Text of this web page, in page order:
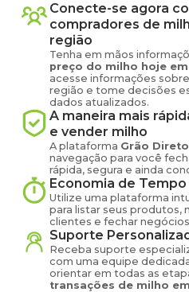
Conecte-se agora
compradores de
região
Tenha em mãos
preço do milho hoje em
acesse informações
região e tome decisões
dados atualizados.
A maneira mais
e vender milho
A plataforma Grão Direto
navegação para você
rápida, segura e ainda
Economia de
Utilize uma plataforma
para listar seus produtos,
clientes e fechar
Suporte
Receba suporte
com uma equipe
orientar em todas as
transações de milho em